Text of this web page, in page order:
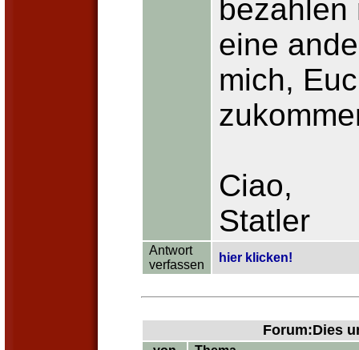
bezahlen
eine
mich,
Ciao,
Statler
Antwort
verfassen
hier klicken!
Forum:Dies